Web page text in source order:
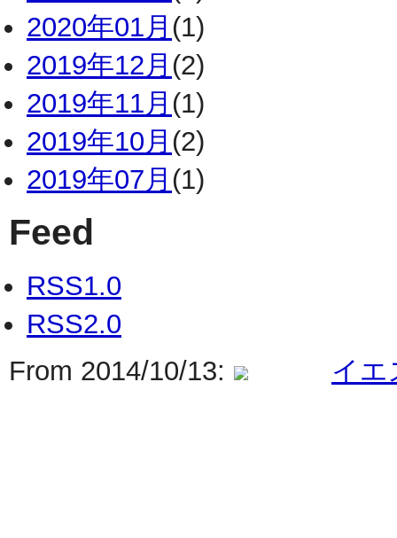
2020年01月 (1)
2019年12月 (2)
2019年11月 (1)
2019年10月 (2)
2019年07月 (1)
Feed
RSS1.0
RSS2.0
From 2014/10/13:
イエ